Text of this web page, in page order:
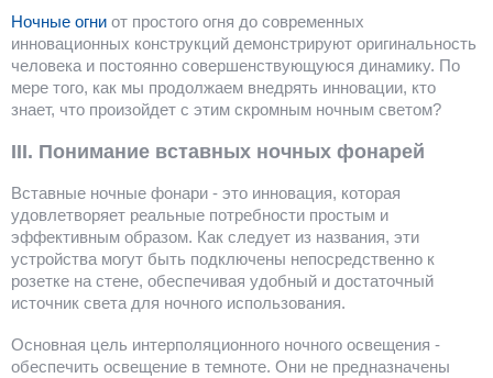
Ночные огни от простого огня до современных
инновационных конструкций демонстрируют оригинальность
человека и постоянно совершенствующуюся динамику. По
мере того, как мы продолжаем внедрять инновации, кто
знает, что произойдет с этим скромным ночным светом?
III. Понимание вставных ночных фонарей
Вставные ночные фонари - это инновация, которая
удовлетворяет реальные потребности простым и
эффективным образом. Как следует из названия, эти
устройства могут быть подключены непосредственно к
розетке на стене, обеспечивая удобный и достаточный
источник света для ночного использования.
Основная цель интерполяционного ночного освещения -
обеспечить освещение в темноте. Они не предназначены